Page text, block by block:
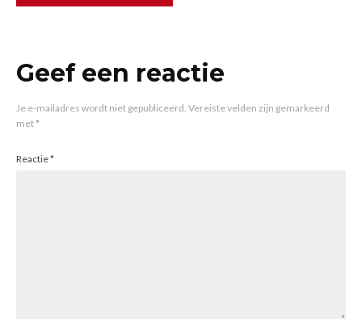
Geef een reactie
Je e-mailadres wordt niet gepubliceerd. Vereiste velden zijn gemarkeerd
met*
Reactie*